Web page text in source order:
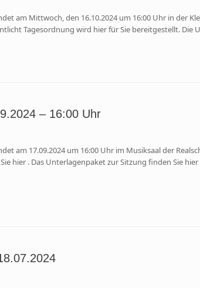
am Mittwoch, den 16.10.2024 um 16:00 Uhr in der
Tagesordnung wird hier für Sie bereitgestellt. Die
– 16:00 Uhr
am 17.09.2024 um 16:00 Uhr im Musiksaal der
hier . Das Unterlagenpaket zur Sitzung finden Sie